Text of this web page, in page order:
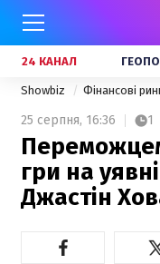
24 КАНАЛ
Showbiz Фінансові
25 серпня, 16:36 1
гри на
Джастін